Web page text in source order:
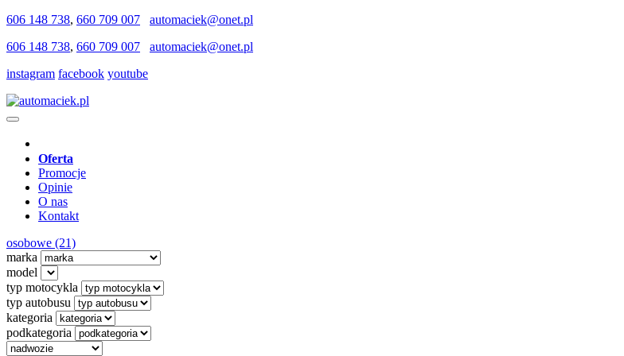
606 148 738, 660 709 007
automaciek@onet.pl
606 148 738, 660 709 007
automaciek@onet.pl
instagram facebook youtube
Oferta
Promocje
Opinie
O nas
Kontakt
osobowe (21)
marka
model
typ motocykla
typ autobusu
kategoria
podkategoria